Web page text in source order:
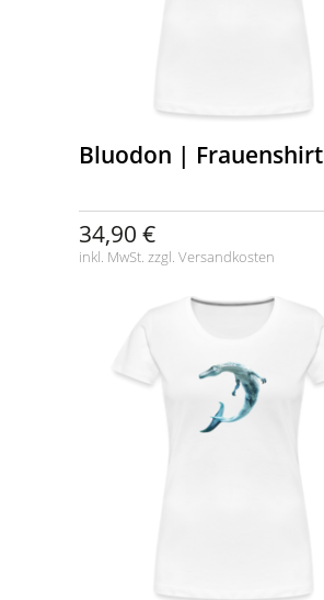
Bluodon | Frauenshirt
34,90 €
inkl. MwSt. zzgl. Versandkosten